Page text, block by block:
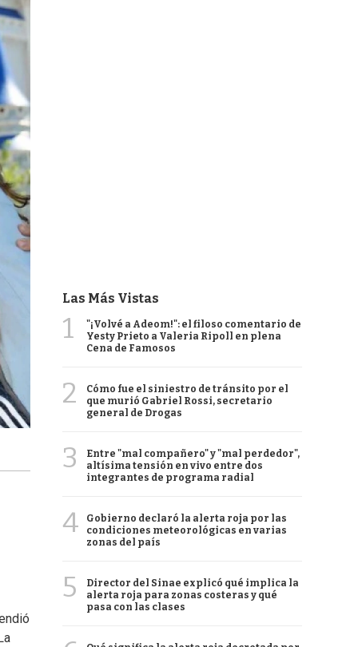
Las Más Vistas
1
"¡Volvé a Adeom!": el filoso comentario de
Yesty Prieto a Valeria Ripoll en plena
Cena de Famosos
2
Cómo fue el siniestro de tránsito por el
que murió Gabriel Rossi, secretario
general de Drogas
3
Entre "mal compañero" y "mal perdedor",
altísima tensión en vivo entre dos
integrantes de programa radial
4
Gobierno declaró la alerta roja por las
condiciones meteorológicas en varias
zonas del país
5
Director del Sinae explicó qué implica la
alerta roja para zonas costeras y qué
pasa con las clases